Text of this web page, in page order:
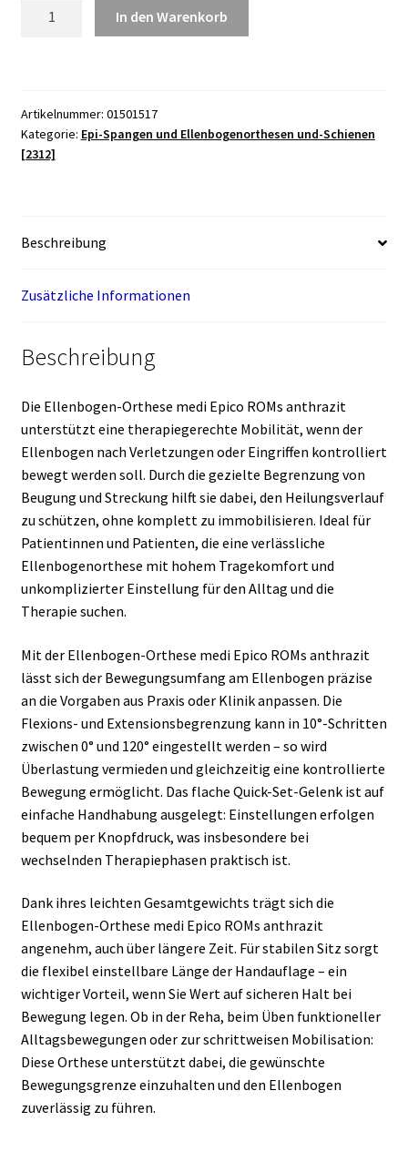
anthrazit
Menge
In den Warenkorb
Artikelnummer: 01501517
Kategorie: Epi-Spangen und Ellenbogenorthesen und-Schienen
[2312]
Beschreibung
Zusätzliche Informationen
Beschreibung
Die Ellenbogen-Orthese medi Epico ROMs anthrazit
unterstützt eine therapiegerechte Mobilität, wenn der
Ellenbogen nach Verletzungen oder Eingriffen kontrolliert
bewegt werden soll. Durch die gezielte Begrenzung von
Beugung und Streckung hilft sie dabei, den Heilungsverlauf
zu schützen, ohne komplett zu immobilisieren. Ideal für
Patientinnen und Patienten, die eine verlässliche
Ellenbogenorthese mit hohem Tragekomfort und
unkomplizierter Einstellung für den Alltag und die
Therapie suchen.
Mit der Ellenbogen-Orthese medi Epico ROMs anthrazit
lässt sich der Bewegungsumfang am Ellenbogen präzise
an die Vorgaben aus Praxis oder Klinik anpassen. Die
Flexions- und Extensionsbegrenzung kann in 10°-Schritten
zwischen 0° und 120° eingestellt werden – so wird
Überlastung vermieden und gleichzeitig eine kontrollierte
Bewegung ermöglicht. Das flache Quick-Set-Gelenk ist auf
einfache Handhabung ausgelegt: Einstellungen erfolgen
bequem per Knopfdruck, was insbesondere bei
wechselnden Therapiephasen praktisch ist.
Dank ihres leichten Gesamtgewichts trägt sich die
Ellenbogen-Orthese medi Epico ROMs anthrazit
angenehm, auch über längere Zeit. Für stabilen Sitz sorgt
die flexibel einstellbare Länge der Handauflage – ein
wichtiger Vorteil, wenn Sie Wert auf sicheren Halt bei
Bewegung legen. Ob in der Reha, beim Üben funktioneller
Alltagsbewegungen oder zur schrittweisen Mobilisation:
Diese Orthese unterstützt dabei, die gewünschte
Bewegungsgrenze einzuhalten und den Ellenbogen
zuverlässig zu führen.